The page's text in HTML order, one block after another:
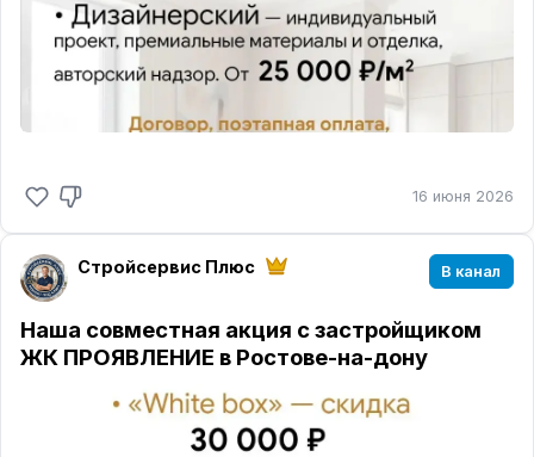
16 июня 2026
Стройсервис Плюс В канал
Наша совместная акция с застройщиком
ЖК ПРОЯВЛЕНИЕ в Ростове-на-дону